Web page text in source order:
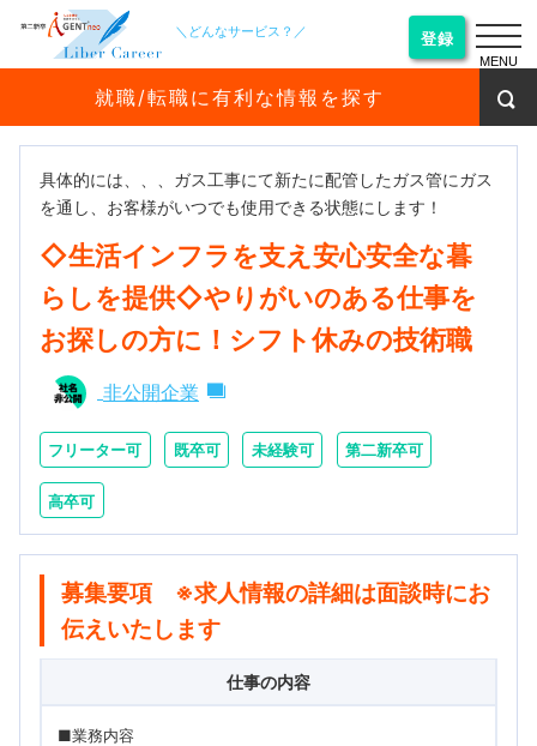
＼どんなサービス？／ 登録
就職/転職に有利な情報を探す
具体的には、、、ガス工事にて新たに配管したガス管にガス
を通し、お客様がいつでも使用できる状態にします！
◇生活インフラを支え安心安全な暮
らしを提供◇やりがいのある仕事を
お探しの方に！シフト休みの技術職
非公開企業
フリーター可 既卒可 未経験可 第二新卒可
高卒可
募集要項 ※求人情報の詳細は面談時にお
伝えいたします
仕事の内容
■業務内容
MENU